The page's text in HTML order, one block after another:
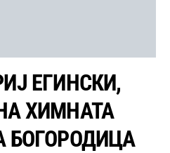
ЕГИНСКИ,
ХИМНАТА
БОГОРОДИЦА